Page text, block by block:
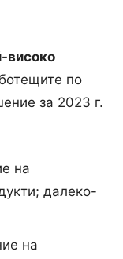
високо
по
за 2023 г.
на
далеко-
на